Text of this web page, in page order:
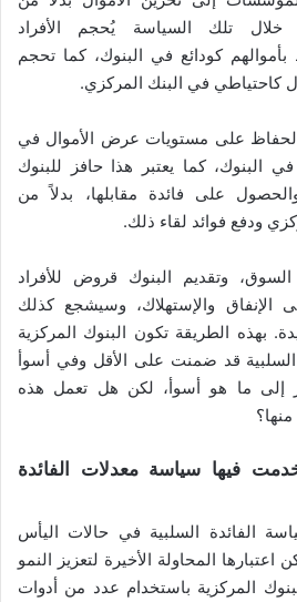
خلال تلك السياسة يُحجم الأفراد
كودائع في البنوك، كما تحجم
كاحتياطي في البنك المركزي.
على مستويات عرض الأموال في
البنوك، كما يعتبر هذا حافز للبنوك
على فائدة مقابلها، بدلاً من
ودفع فوائد لقاء ذلك.
وتقديم البنوك قروض للأفراد
والإستهلاك، وسيشجع كذلك
بهذه الطريقة تكون البنوك المركزية
قد ضمنت على الأقل وفي أسوأ
إلى ما هو أسوأ، لكن هل تعمل هذه
فيها سياسة معدلات الفائدة
الفائدة السلبية في حالات اليأس
المحاولة الأخيرة لتعزيز النمو
المركزية باستخدام عدد من أدوات